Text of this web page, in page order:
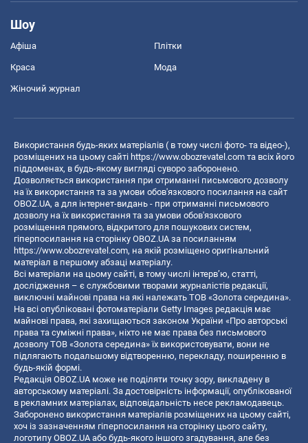
Шоу
Афіша Плітки
Краса Мода
Жіночий журнал
Використання будь-яких матеріалів ( в тому числі фото- та відео-),
розміщених на цьому сайті https://www.obozrevatel.com та всіх його
піддоменах, в будь-якому вигляді суворо заборонено.
Дозволяється використання при отриманні письмового дозволу
на їх використання та за умови обов'язкового посилання на сайт
OBOZ.UA, а для інтернет-видань - при отриманні письмового
дозволу на їх використання та за умови обов'язкового
розміщення прямого, відкритого для пошукових систем,
гіперпосилання на сторінку OBOZ.UA за посиланням
https://www.obozrevatel.com, на якій розміщено оригінальний
матеріал в першому абзаці матеріалу.
Всі матеріали на цьому сайті, в тому числі інтерв’ю, статті,
дослідження – є службовими творами журналістів редакції,
виключні майнові права на які належать ТОВ «Золота середина».
На всі опубліковані фотоматеріали Getty Images редакція має
майнові права, які захищаються законом України «Про авторські
права та суміжні права», ніхто не має права без письмового
дозволу ТОВ «Золота середина» їх використовувати, вони не
підлягають подальшому відтворенню, перекладу, поширенню в
будь-якій формі.
Редакція OBOZ.UA може не поділяти точку зору, викладену в
авторському матеріалі. За достовірність інформації, опублікованої
в рекламних матеріалах, відповідальність несе рекламодавець.
Заборонено використання матеріалів розміщених на цьому сайті,
хоч із зазначенням гіперпосилання на сторінку цього сайту,
логотипу OBOZ.UA або будь-якого іншого згадування, але без